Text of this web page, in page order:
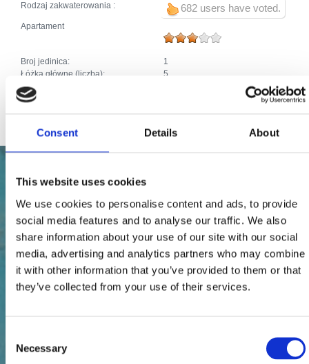
Consent Details About
This website uses cookies
We use cookies to personalise content and ads, to provide
social media features and to analyse our traffic. We also
share information about your use of our site with our social
media, advertising and analytics partners who may combine
it with other information that you’ve provided to them or that
they’ve collected from your use of their services.
Selection
Necessary
682 users have voted.
Rodzaj zakwaterowania :
Apartament
Broj jedinica:
1
Łóżka główne (liczba):
5
Łóżka dodatkowe (liczba):
Łączna liczba łóżek: